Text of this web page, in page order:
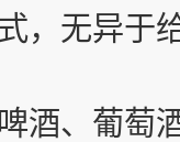
，无异于
、葡萄